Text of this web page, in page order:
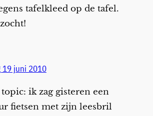
tafelkleed op de tafel.
19 juni 2010
ik zag gisteren een
fietsen met zijn leesbril